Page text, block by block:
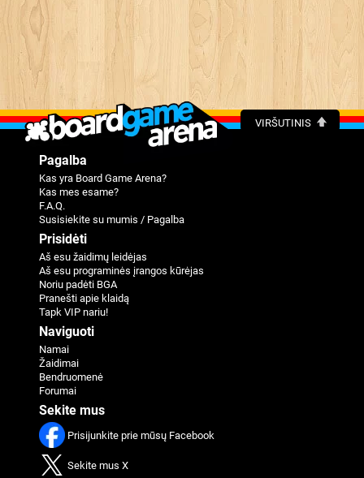
VIRŠUTINIS
Pagalba
Kas yra Board Game Arena?
Kas mes esame?
F.A.Q.
Susisiekite su mumis / Pagalba
Prisidėti
Aš esu žaidimų leidėjas
Aš esu programinės įrangos kūrėjas
Noriu padėti BGA
Pranešti apie klaidą
Tapk VIP nariu!
Naviguoti
Namai
Žaidimai
Bendruomenė
Forumai
Sekite mus
Prisijunkite prie mūsų Facebook
Sekite mus X